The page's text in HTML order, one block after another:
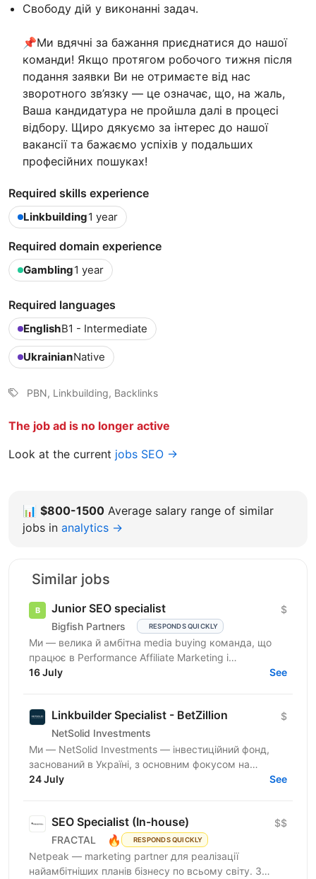
Свободу дій у виконанні задач.
📌Ми вдячні за бажання приєднатися до нашої
команди! Якщо протягом робочого тижня після
подання заявки Ви не отримаєте від нас
зворотного зв’язку — це означає, що, на жаль,
Ваша кандидатура не пройшла далі в процесі
відбору. Щиро дякуємо за інтерес до нашої
вакансії та бажаємо успіхів у подальших
професійних пошуках!
Required skills experience
Linkbuilding1 year
Required domain experience
Gambling1 year
Required languages
EnglishB1 - Intermediate
UkrainianNative
PBN, Linkbuilding, Backlinks
The job ad is no longer active
Look at the current jobs SEO →
📊 $800-1500 Average salary range of similar
jobs in analytics →
Similar jobs
Junior SEO specialist
Bigfish Partners RESPONDS QUICKLY
$
Ми — велика й амбітна media buying команда, що
працює в Performance Affiliate Marketing і
висококонкурентних нішах. Ми активно зростаємо,
16 July See
Linkbuilder Specialist - BetZillion
NetSolid Investments
$
Ми — NetSolid Investments — інвестиційний фонд,
заснований в Україні, з основним фокусом на
SMART-інвестиції. Ми інвестуємо не лише фінанси, а
24 July See
SEO Specialist (In-house)
FRACTAL 🔥 RESPONDS QUICKLY
$$
Netpeak — marketing partner для реалізації
найамбітніших планів бізнесу по всьому світу. З